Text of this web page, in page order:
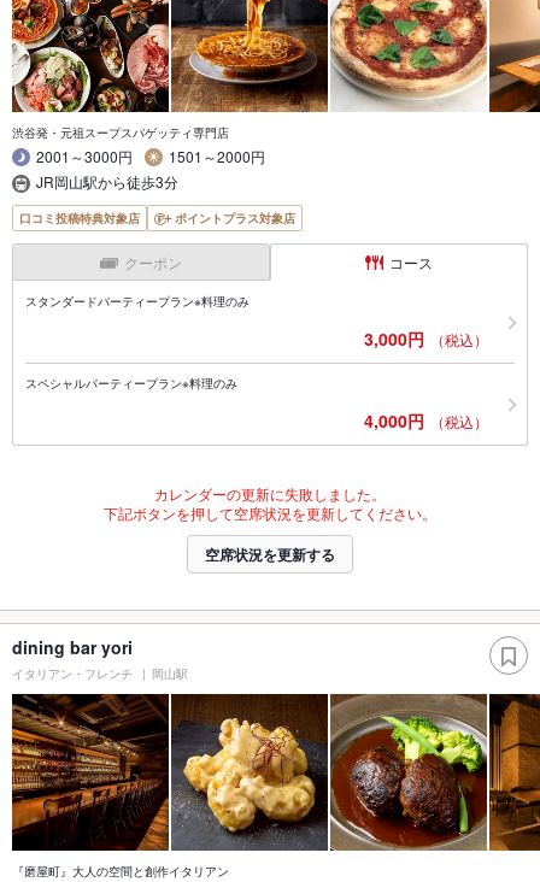
渋谷発・元祖スープスパゲッティ専門店
2001～3000円
1501～2000円
JR岡山駅から徒歩3分
口コミ投稿特典対象店 ポイントプラス対象店
クーポン コース
スタンダードパーティープラン※料理のみ
3,000円 （税込）
スペシャルパーティープラン※料理のみ
4,000円 （税込）
カレンダーの更新に失敗しました。
下記ボタンを押して空席状況を更新してください。
空席状況を更新する
dining bar yori
イタリアン・フレンチ 岡山駅
『磨屋町』大人の空間と創作イタリアン